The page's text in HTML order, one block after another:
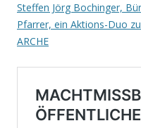
Steffen Jörg Bochinger,
Pfarrer, ein Aktions-Duo
ARCHE